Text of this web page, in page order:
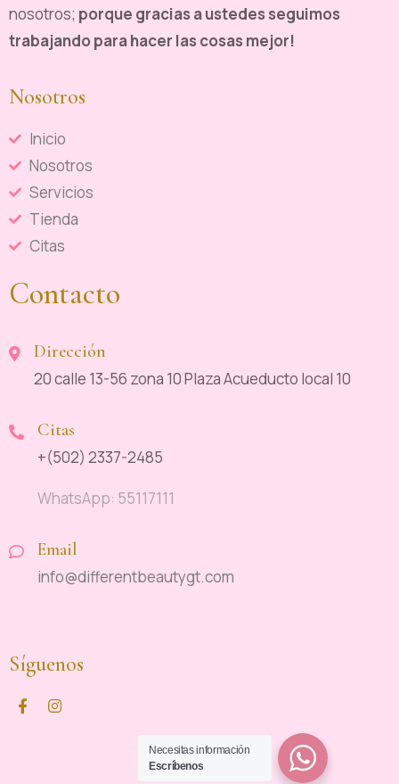
nosotros; porque gracias a ustedes seguimos
trabajando para hacer las cosas mejor!
Nosotros
Inicio
Nosotros
Servicios
Tienda
Citas
Contacto
Dirección
20 calle 13-56 zona 10 Plaza Acueducto local 10
Citas
+(502) 2337-2485
WhatsApp: 55117111
Email
info@differentbeautygt.com
Síguenos
Necesitas información
Escríbenos